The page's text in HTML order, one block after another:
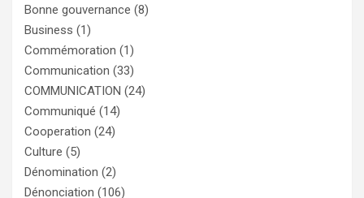
Bonne gouvernance (8)
Business (1)
Commémoration (1)
Communication (33)
COMMUNICATION (24)
Communiqué (14)
Cooperation (24)
Culture (5)
Dénomination (2)
Dénonciation (106)